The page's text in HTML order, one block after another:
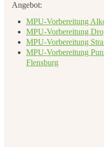
Angebot:
MPU-Vorbereitung
MPU-Vorbereitung
MPU-Vorbereitung
MPU-Vorbereitung
Flensburg